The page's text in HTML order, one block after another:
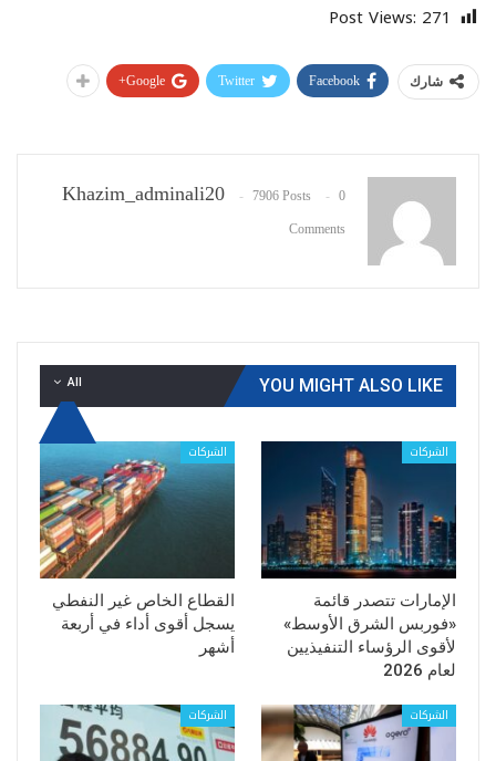
Post Views: 271
شارك Facebook
Twitter
Google+
Khazim_adminali20 7906 Posts 0
Comments
All YOU MIGHT ALSO LIKE
الشركات
الإمارات تتصدر قائمة
«فوربس الشرق الأوسط»
لأقوى الرؤساء التنفيذيين
لعام 2026
الشركات
القطاع الخاص غير النفطي
يسجل أقوى أداء في أربعة
أشهر
الشركات الشركات